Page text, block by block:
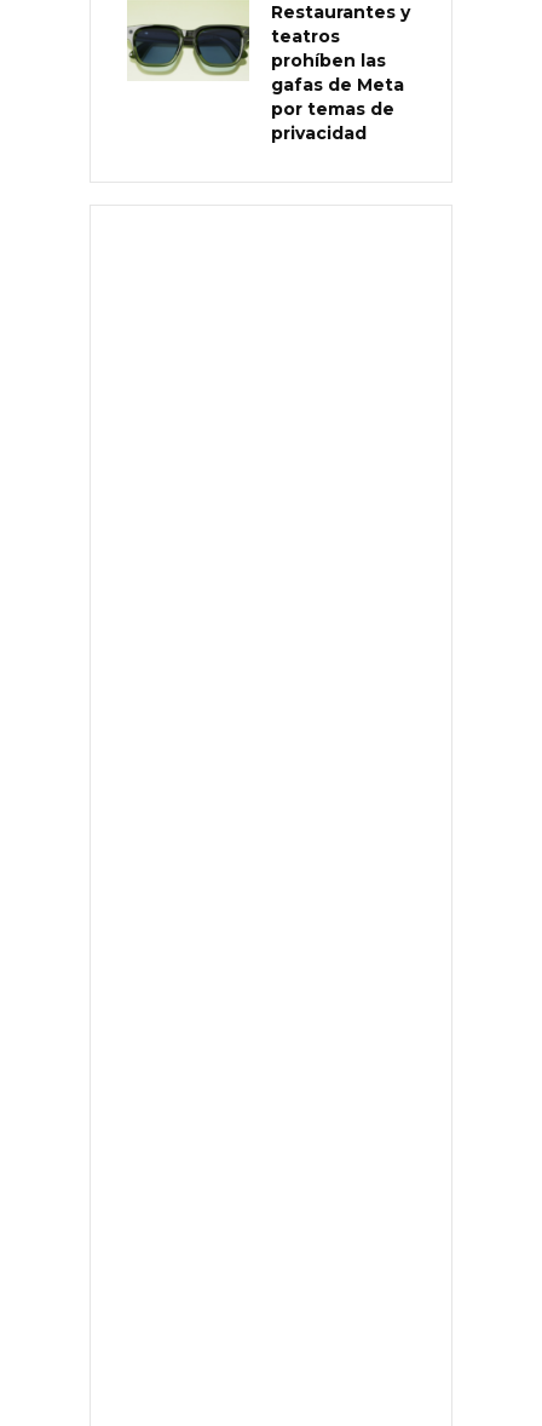
Restaurantes y
teatros
prohíben las
gafas de Meta
por temas de
privacidad